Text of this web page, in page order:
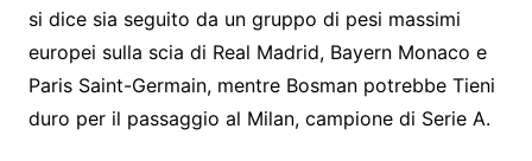
si dice sia seguito da un gruppo di pesi massimi
europei sulla scia di Real Madrid, Bayern Monaco e
Paris Saint-Germain, mentre Bosman potrebbe Tieni
duro per il passaggio al Milan, campione di Serie A.